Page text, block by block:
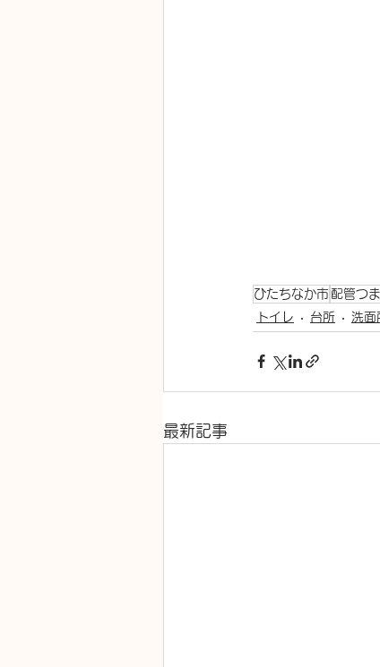
ひたちなか市 配管つ
トイレ
台所 洗面
最新記事